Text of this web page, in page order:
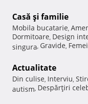
Casă şi familie
Mobila bucatarie,
Dormitoare, Design
singura, Gravide,
Actualitate
Din culise, Interviu,
autism, Despărţiri